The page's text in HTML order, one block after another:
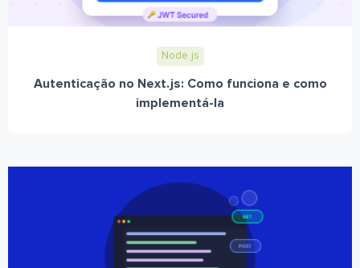
Node.js
Autenticação no Next.js: Como funciona e como
implementá-la